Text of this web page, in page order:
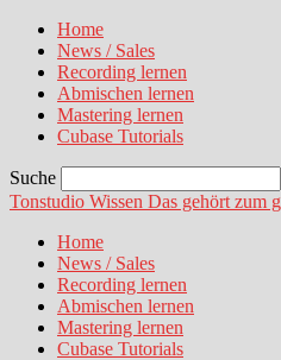
Home
News / Sales
Recording lernen
Abmischen lernen
Mastering lernen
Cubase Tutorials
Suche
Tonstudio Wissen Das gehört zum
Home
News / Sales
Recording lernen
Abmischen lernen
Mastering lernen
Cubase Tutorials